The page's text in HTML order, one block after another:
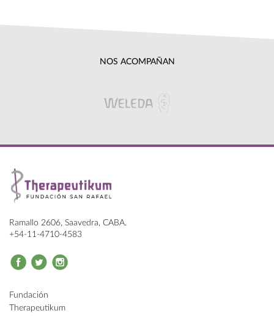
NOS ACOMPAÑAN
Ramallo 2606, Saavedra, CABA.
+54-11-4710-4583
Fundación
Therapeutikum